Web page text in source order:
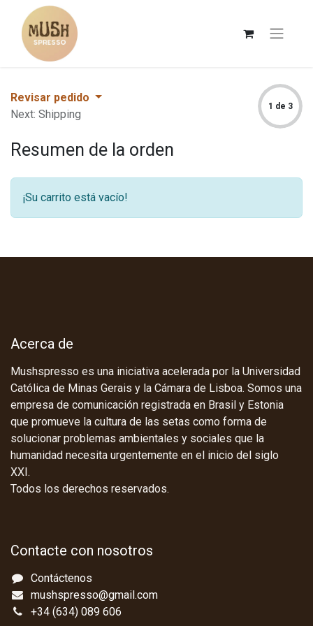
Revisar pedido
Next: Shipping
1 de 3
Resumen de la orden
¡Su carrito está vacío!
Acerca de
Mushspresso es una iniciativa acelerada por la Universidad
Católica de Minas Gerais y la Cámara de Lisboa. Somos una
empresa de comunicación registrada en Brasil y Estonia
que promueve la cultura de las setas como forma de
solucionar problemas ambientales y sociales que la
humanidad necesita urgentemente en el inicio del siglo
XXI.
Todos los derechos reservados.
Contacte con nosotros
Contáctenos
mushspresso@gmail.com
+34 (634) 089 606